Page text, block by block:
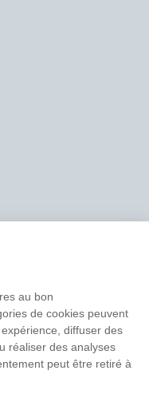
dédiés aux
au bon
de cookies peuvent
diffuser des
réaliser des analyses
peut être retiré à